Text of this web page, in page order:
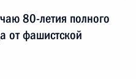
80-летия полного
от фашистской